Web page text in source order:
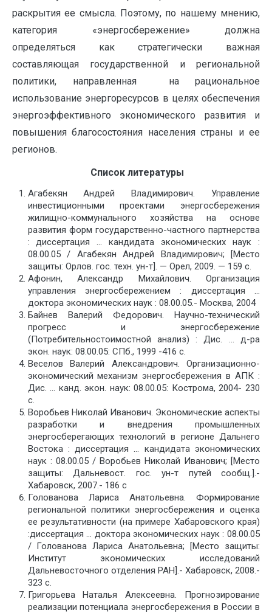
раскрытия ее смысла. Поэтому, по нашему мнению,
категория «энергосбережение» должна
определяться как стратегически важная
составляющая государственной и региональной
политики, направленная на рациональное
использование энергоресурсов в целях обеспечения
энергоэффективного экономического развития и
повышения благосостояния населения страны и ее
регионов.
Список литературы
Агабекян Андрей Владимирович. Управление
инвестиционными проектами энергосбережения
жилищно-коммунального хозяйства на основе
развития форм государственно-частного партнерства
: диссертация … кандидата экономических наук :
08.00.05 / Агабекян Андрей Владимирович; [Место
защиты: Орлов. гос. техн. ун-т]. — Орел, 2009. — 159 с.
Афонин, Александр Михайлович. Организация
управления энергосбережением : диссертация …
доктора экономических наук : 08.00.05.- Москва, 2004
Байнев Валерий Федорович. Научно-технический
прогресс и энергосбережение
(Потребительностоимостной анализ) : Дис. … д-ра
экон. наук: 08.00.05: СПб., 1999 -416 c.
Веселов Валерий Александрович. Организационно-
экономический механизм энергосбережения в АПК :
Дис. … канд. экон. наук: 08.00.05: Кострома, 2004- 230
c.
Воробьев Николай Иванович. Экономические аспекты
разработки и внедрения промышленных
энергосберегающих технологий в регионе Дальнего
Востока : диссертация … кандидата экономических
наук : 08.00.05 / Воробьев Николай Иванович; [Место
защиты: Дальневост. гос. ун-т путей сообщ.].-
Хабаровск, 2007.- 186 с
Голованова Лариса Анатольевна. Формирование
региональной политики энергосбережения и оценка
ее результативности (на примере Хабаровского края)
:диссертация … доктора экономических наук : 08.00.05
/ Голованова Лариса Анатольевна; [Место защиты:
Институт экономических исследований
Дальневосточного отделения РАН].- Хабаровск, 2008.-
323 с.
Григорьева Наталья Алексеевна. Прогнозирование
реализации потенциала энергосбережения в России в